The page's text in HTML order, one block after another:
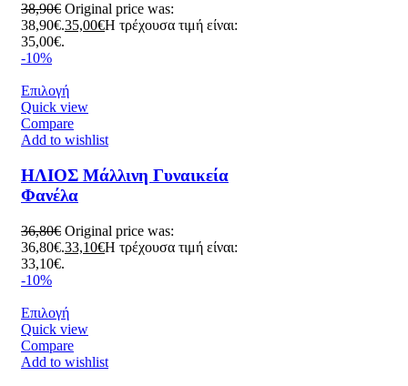
38,90€ Original price was:
38,90€.35,00€Η τρέχουσα τιμή είναι:
35,00€.
-10%
Επιλογή
Quick view
Compare
Add to wishlist
ΗΛΙΟΣ Μάλλινη Γυναικεία
Φανέλα
36,80€ Original price was:
36,80€.33,10€Η τρέχουσα τιμή είναι:
33,10€.
-10%
Επιλογή
Quick view
Compare
Add to wishlist